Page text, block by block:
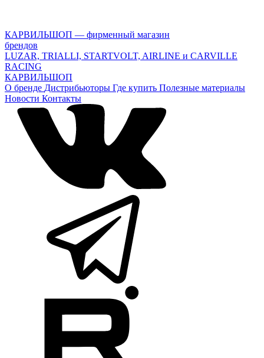
КАРВИЛЬШОП — фирменный магазин
брендов
LUZAR, TRIALLI, STARTVOLT, AIRLINE и CARVILLE
RACING
КАРВИЛЬШОП
О бренде Дистрибьюторы Где купить Полезные материалы
Новости Контакты